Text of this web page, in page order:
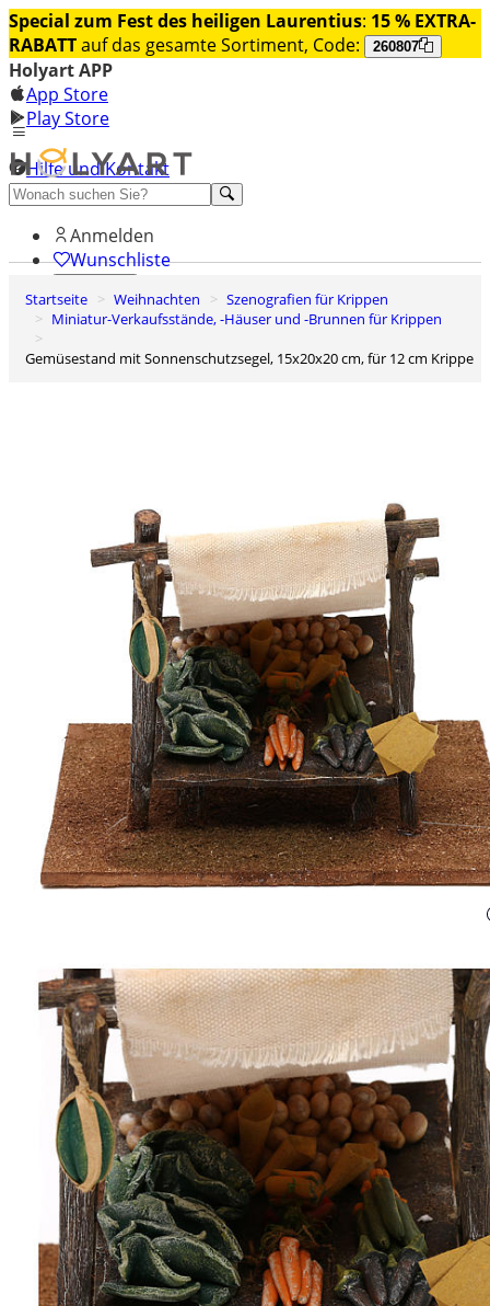
Special zum Fest des heiligen Laurentius: 15 % EXTRA-
RABATTauf das gesamte Sortiment, Code: 260807
Holyart APP
App Store
Play Store
Hilfe und Kontakt
Entdecken Sie Premium
Anmelden
Wunschliste
0
Warenkorb
Startseite Weihnachten
Szenografien für Krippen
Miniatur-Verkaufsstände, -Häuser und -Brunnen für Krippen
Gemüsestand mit Sonnenschutzsegel, 15x20x20 cm, für 12 cm Krippe